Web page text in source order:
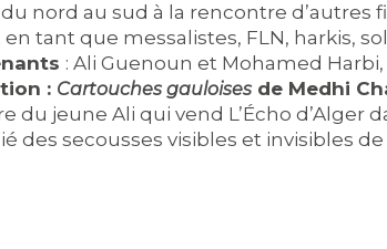
nord au sud à la rencontre
tant que messalistes, FLN, harkis,
: Ali Guenoun et Mohamed
: Cartouches gauloises de Medhi
du jeune Ali qui vend L’Écho d’Alger
des secousses visibles et invisibles de